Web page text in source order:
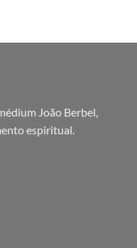
João Berbel,
espiritual.